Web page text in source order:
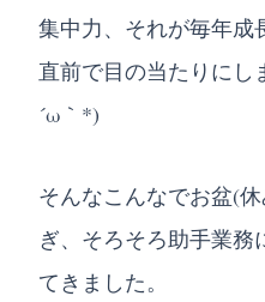
集中力、それが毎年成
直前で目の当たりに
´ω｀*)
そんなこんなでお盆(
ぎ、そろそろ助手業務
てきました。